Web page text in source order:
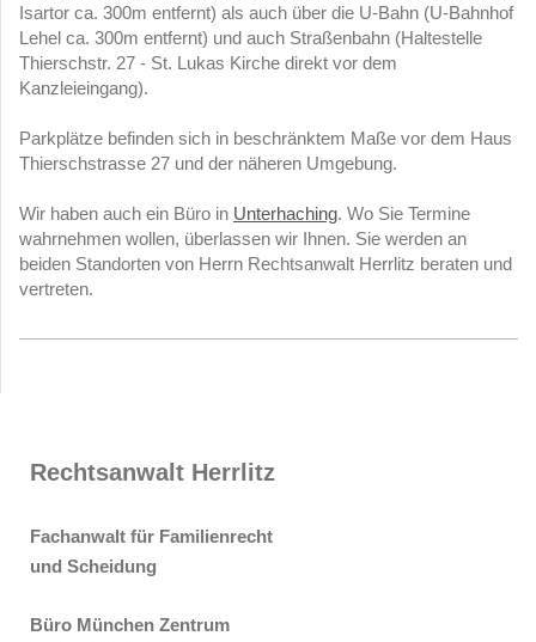
Isartor ca. 300m entfernt) als auch über die U-Bahn (U-Bahnhof
Lehel ca. 300m entfernt) und auch Straßenbahn (Haltestelle
Thierschstr. 27 - St. Lukas Kirche direkt vor dem
Kanzleieingang).
Parkplätze befinden sich in beschränktem Maße vor dem Haus
Thierschstrasse 27 und der näheren Umgebung.
Wir haben auch ein Büro in Unterhaching. Wo Sie Termine
wahrnehmen wollen, überlassen wir Ihnen. Sie werden an
beiden Standorten von Herrn Rechtsanwalt Herrlitz beraten und
vertreten.
Rechtsanwalt Herrlitz
Fachanwalt für Familienrecht
und Scheidung
Büro München Zentrum